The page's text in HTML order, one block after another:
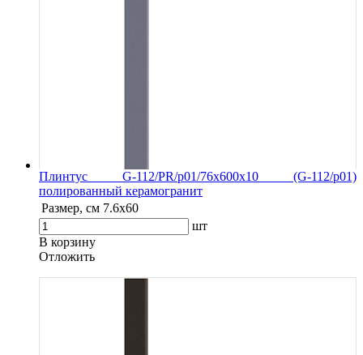
Плинтус G-112/PR/p01/76x600x10 (G-112/p01)
полированный керамогранит
Размер, см 7.6х60
шт
В корзину
Oтложить